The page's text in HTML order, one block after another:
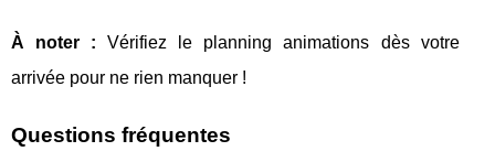
À noter : Vérifiez le planning animations dès votre
arrivée pour ne rien manquer !
Questions fréquentes